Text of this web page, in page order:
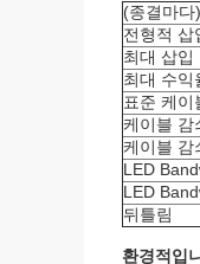
(종결마다
전형적 삽
최대 삽입
최대 수익
표준 케이
케이블 감
케이블 감
LED
LED
뒤틀림
환경적입